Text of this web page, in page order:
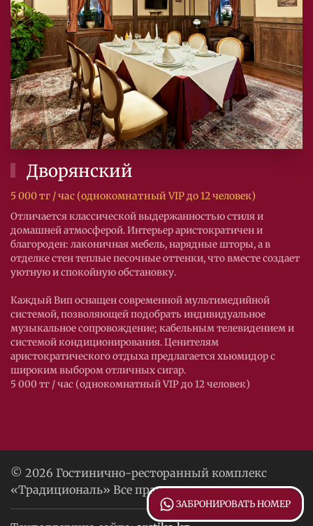
Дворянский
5 000 тг / час (однокомнатный VIP до 12 человек)
Отличается классической выдержанностью стиля и
домашней атмосферой. Интерьер аристократичен и
благороден: лаконичная мебель, нарядные шторы, а в
отделке стен теплые песочные оттенки, что вместе создает
уютную и спокойную обстановку.
Каждый Вип оснащен современной мультимедийной
системой, позволяющей подобрать индивидуальное
музыкальное сопровождение; кабельным телевидением и
системой кондиционирования. Ценителям
аристократического отдыха предлагается хьюмидор с
широким выбором отличных сигар.
5 000 тг / час (однокомнатный VIP до 12 человек)
ЗАБРОНИРОВАТЬ НОМЕР
© 2026 Гостинично-ресторанный комплекс
«Традициональ» Все права защищены.